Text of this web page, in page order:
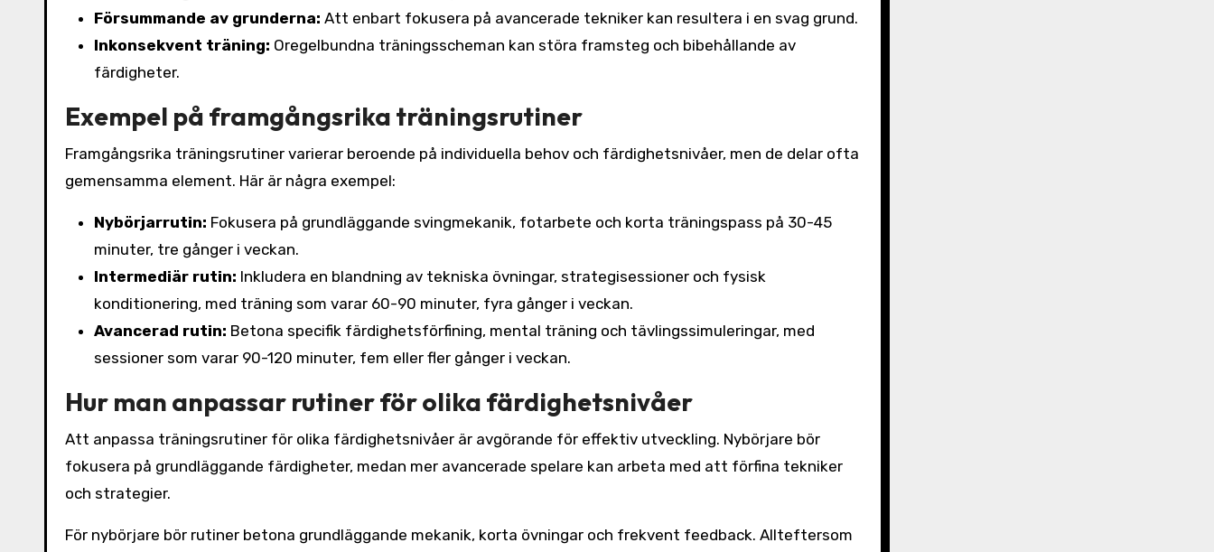
Försummande av grunderna: Att enbart fokusera på avancerade tekniker kan resultera i en svag grund.
Inkonsekvent träning: Oregelbundna träningsscheman kan störa framsteg och bibehållande av
färdigheter.
Exempel på framgångsrika träningsrutiner
Framgångsrika träningsrutiner varierar beroende på individuella behov och färdighetsnivåer, men de delar ofta
gemensamma element. Här är några exempel:
Nybörjarrutin: Fokusera på grundläggande svingmekanik, fotarbete och korta träningspass på 30-45
minuter, tre gånger i veckan.
Intermediär rutin: Inkludera en blandning av tekniska övningar, strategisessioner och fysisk
konditionering, med träning som varar 60-90 minuter, fyra gånger i veckan.
Avancerad rutin: Betona specifik färdighetsförfining, mental träning och tävlingssimuleringar, med
sessioner som varar 90-120 minuter, fem eller fler gånger i veckan.
Hur man anpassar rutiner för olika färdighetsnivåer
Att anpassa träningsrutiner för olika färdighetsnivåer är avgörande för effektiv utveckling. Nybörjare bör
fokusera på grundläggande färdigheter, medan mer avancerade spelare kan arbeta med att förfina tekniker
och strategier.
För nybörjare bör rutiner betona grundläggande mekanik, korta övningar och frekvent feedback. Allteftersom